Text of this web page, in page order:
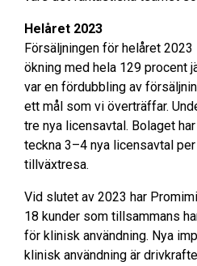
Helåret 2023
Försäljningen för helåret 2023
ökning med hela 129 procent
var en fördubbling av
ett mål som vi överträffar.
tre nya licensavtal. Bolaget
teckna 3–4 nya licensavtal
tillväxtresa.
Vid slutet av 2023 har
18 kunder som tillsammans
för klinisk användning. Nya
klinisk användning är